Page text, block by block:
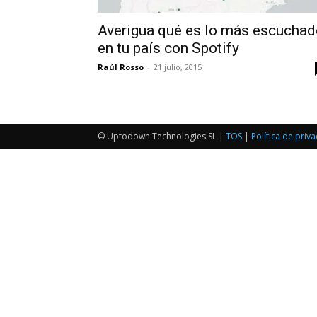
Averigua qué es lo más
en tu país con Spotify
Raúl Rosso - 21 julio, 2015
© Uptodown Technologies SL | TOS | Política de